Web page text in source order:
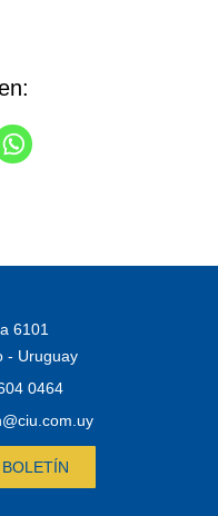
6101
- Uruguay
0464